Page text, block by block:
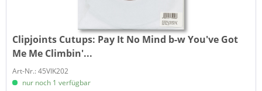
Clipjoints Cutups: Pay It No Mind b-w You've Got
Me Me Climbin'...
Art-Nr.: 45VIK202
nur noch 1 verfügbar